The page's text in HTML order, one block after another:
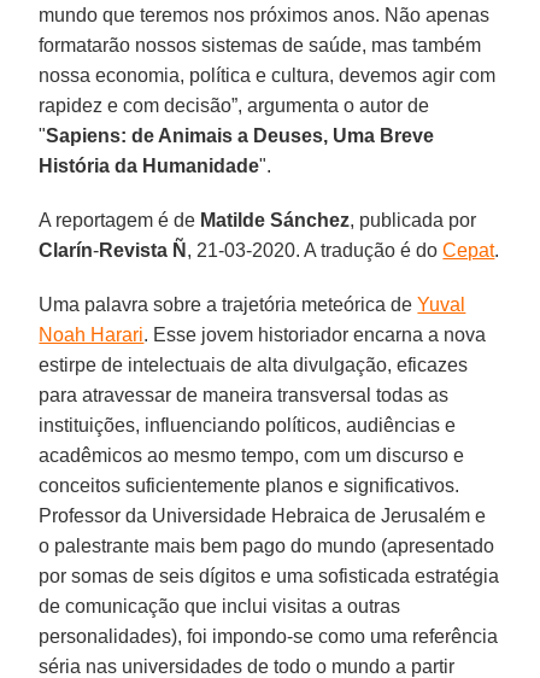
mundo que teremos nos próximos anos. Não apenas
formatarão nossos sistemas de saúde, mas também
nossa economia, política e cultura, devemos agir com
rapidez e com decisão”, argumenta o autor de
"Sapiens: de Animais a Deuses, Uma Breve
História da Humanidade".
A reportagem é de Matilde Sánchez, publicada por
Clarín-Revista Ñ , 21-03-2020. A tradução é doCepat.
Uma palavra sobre a trajetória meteórica deYuval
Noah Harari. Esse jovem historiador encarna a nova
estirpe de intelectuais de alta divulgação, eficazes
para atravessar de maneira transversal todas as
instituições, influenciando políticos, audiências e
acadêmicos ao mesmo tempo, com um discurso e
conceitos suficientemente planos e significativos.
Professor da Universidade Hebraica de Jerusalém e
o palestrante mais bem pago do mundo (apresentado
por somas de seis dígitos e uma sofisticada estratégia
de comunicação que inclui visitas a outras
personalidades), foi impondo-se como uma referência
séria nas universidades de todo o mundo a partir